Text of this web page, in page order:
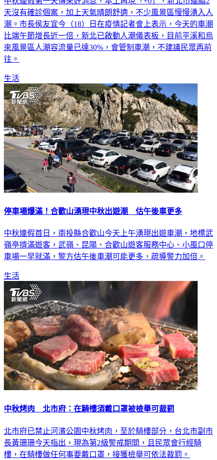
天沒有確診個案，加上天氣晴朗舒適，不少風景區慢慢湧入人
潮。市長侯友宜今（18）日在疫情記者會上表示，今天的車潮
比端午節增長近一倍，新北已啟動人潮儀表板，目前平溪和烏
來風景區人潮容流量已達30%，會管制車潮，不建議民眾再前
往。
生活
停車場爆滿！合歡山湧現中秋出遊潮 估午後車更多
中秋連假首日，南投縣合歡山今天上午湧現出遊車潮，地標武
嶺亭擠滿遊客，武嶺、昆陽、合歡山遊客服務中心、小風口停
車場一早就滿，警方估午後車潮可能更多，疏導警力加倍。
生活
中秋烤肉 北市府：在騎樓須戴口罩被檢舉可裁罰
北市府已禁止河濱公園中秋烤肉，至於騎樓部分，台北市副市
長黃珊珊今天指出，現為第2級警戒期間，且民眾會行經騎
樓，在騎樓做任何事要戴口罩，接獲檢舉可依法裁罰。